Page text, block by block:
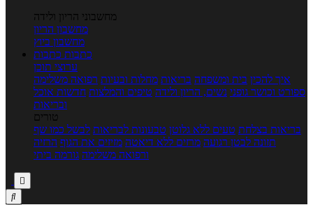
מחשבוני הריון ולידה
מחשבון הריון
מחשבון ביוץ
כתבות כתבות
ערוצי תוכן
איך להכין בית ומשפחה בריאות מחלות ובעיות רפואה משלימה
ספורט וכושר גופני נשים, הריון ולידה טיפים והמלצות חדשות אוכל
ובריאות
טורים
בריאות בצלחת טעים ללא גלוטן טבעונות לבריאות לבשל כמו שף
תזונה לבטן רגועה מרזים ללא דיאטה מזיזים את הגוף הרזיה
ורפואה משלימה גורמה ביתי

